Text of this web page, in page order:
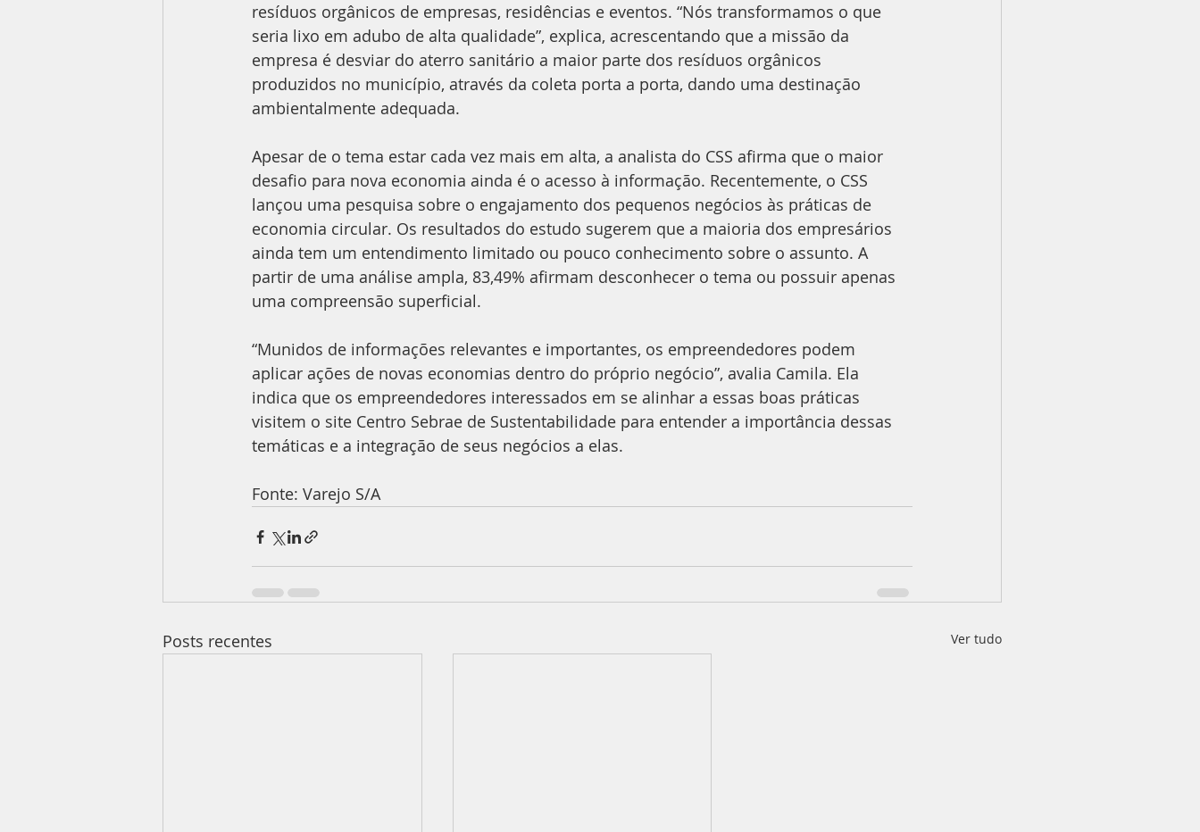
resíduos orgânicos de empresas, residências e eventos. “Nós transformamos o que
seria lixo em adubo de alta qualidade”, explica, acrescentando que a missão da
empresa é desviar do aterro sanitário a maior parte dos resíduos orgânicos
produzidos no município, através da coleta porta a porta, dando uma destinação
ambientalmente adequada.
Apesar de o tema estar cada vez mais em alta, a analista do CSS afirma que o maior
desafio para nova economia ainda é o acesso à informação. Recentemente, o CSS
lançou uma pesquisa sobre o engajamento dos pequenos negócios às práticas de
economia circular. Os resultados do estudo sugerem que a maioria dos empresários
ainda tem um entendimento limitado ou pouco conhecimento sobre o assunto. A
partir de uma análise ampla, 83,49% afirmam desconhecer o tema ou possuir apenas
uma compreensão superficial.
“Munidos de informações relevantes e importantes, os empreendedores podem
aplicar ações de novas economias dentro do próprio negócio”, avalia Camila. Ela
indica que os empreendedores interessados em se alinhar a essas boas práticas
visitem o site Centro Sebrae de Sustentabilidade para entender a importância dessas
temáticas e a integração de seus negócios a elas.
Fonte: Varejo S/A
Posts recentes Ver tudo